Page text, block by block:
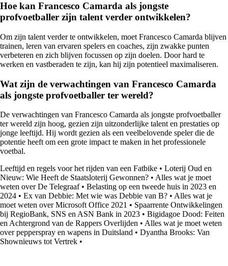
Hoe kan Francesco Camarda als jongste
profvoetballer zijn talent verder ontwikkelen?
Om zijn talent verder te ontwikkelen, moet Francesco Camarda blijven
trainen, leren van ervaren spelers en coaches, zijn zwakke punten
verbeteren en zich blijven focussen op zijn doelen. Door hard te
werken en vastberaden te zijn, kan hij zijn potentieel maximaliseren.
Wat zijn de verwachtingen van Francesco Camarda
als jongste profvoetballer ter wereld?
De verwachtingen van Francesco Camarda als jongste profvoetballer
ter wereld zijn hoog, gezien zijn uitzonderlijke talent en prestaties op
jonge leeftijd. Hij wordt gezien als een veelbelovende speler die de
potentie heeft om een grote impact te maken in het professionele
voetbal.
Leeftijd en regels voor het rijden van een Fatbike • Loterij Oud en
Nieuw: Wie Heeft de Staatsloterij Gewonnen? • Alles wat je moet
weten over De Telegraaf• Belasting op een tweede huis in 2023 en
2024 • Ex van Debbie: Met wie was Debbie van B? • Alles wat je
moet weten over Microsoft Office 2021 • Spaarrente Ontwikkelingen
bij RegioBank, SNS en ASN Bank in 2023 • Bigidagoe Dood: Feiten
en Achtergrond van de Rappers Overlijden • Alles wat je moet weten
over pepperspray en wapens in Duitsland • Dyantha Brooks: Van
Shownieuws tot Vertrek •